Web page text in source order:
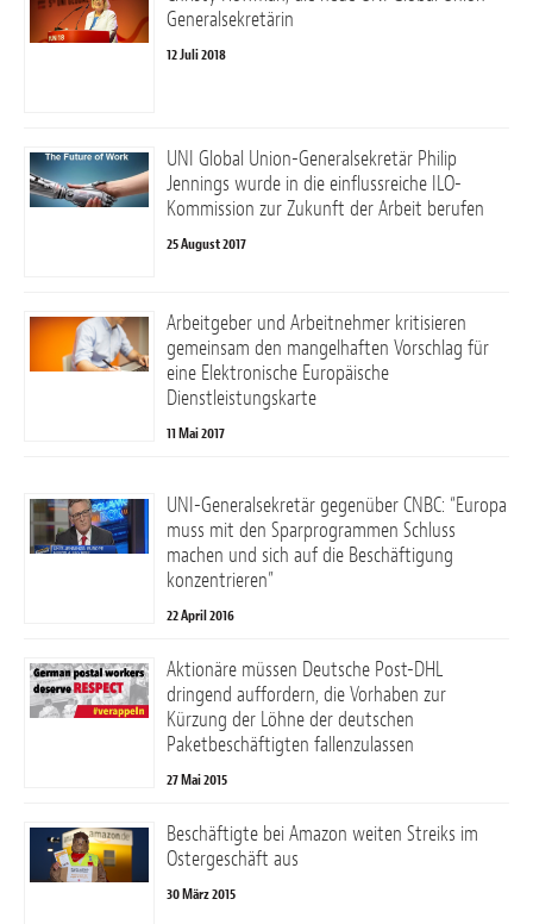
Generalsekretärin
12 Juli 2018
UNI Global Union-Generalsekretär Philip
Jennings wurde in die einflussreiche ILO-
Kommission zur Zukunft der Arbeit berufen
25 August 2017
Arbeitgeber und Arbeitnehmer kritisieren
gemeinsam den mangelhaften Vorschlag für
eine Elektronische Europäische
Dienstleistungskarte
11 Mai 2017
UNI-Generalsekretär gegenüber CNBC: “Europa
muss mit den Sparprogrammen Schluss
machen und sich auf die Beschäftigung
konzentrieren”
22 April 2016
Aktionäre müssen Deutsche Post-DHL
dringend auffordern, die Vorhaben zur
Kürzung der Löhne der deutschen
Paketbeschäftigten fallenzulassen
27 Mai 2015
Beschäftigte bei Amazon weiten Streiks im
Ostergeschäft aus
30 März 2015